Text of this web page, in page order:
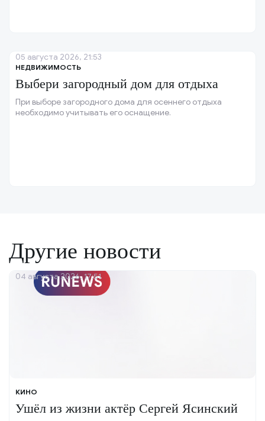
НЕДВИЖИМОСТЬ
Выбери загородный дом для отдыха
При выборе загородного дома для осеннего отдыха
необходимо учитывать его оснащение.
05 августа 2026, 21:53
Другие новости
КИНО
Ушёл из жизни актёр Сергей Ясинский
04 августа 2026, 17:51